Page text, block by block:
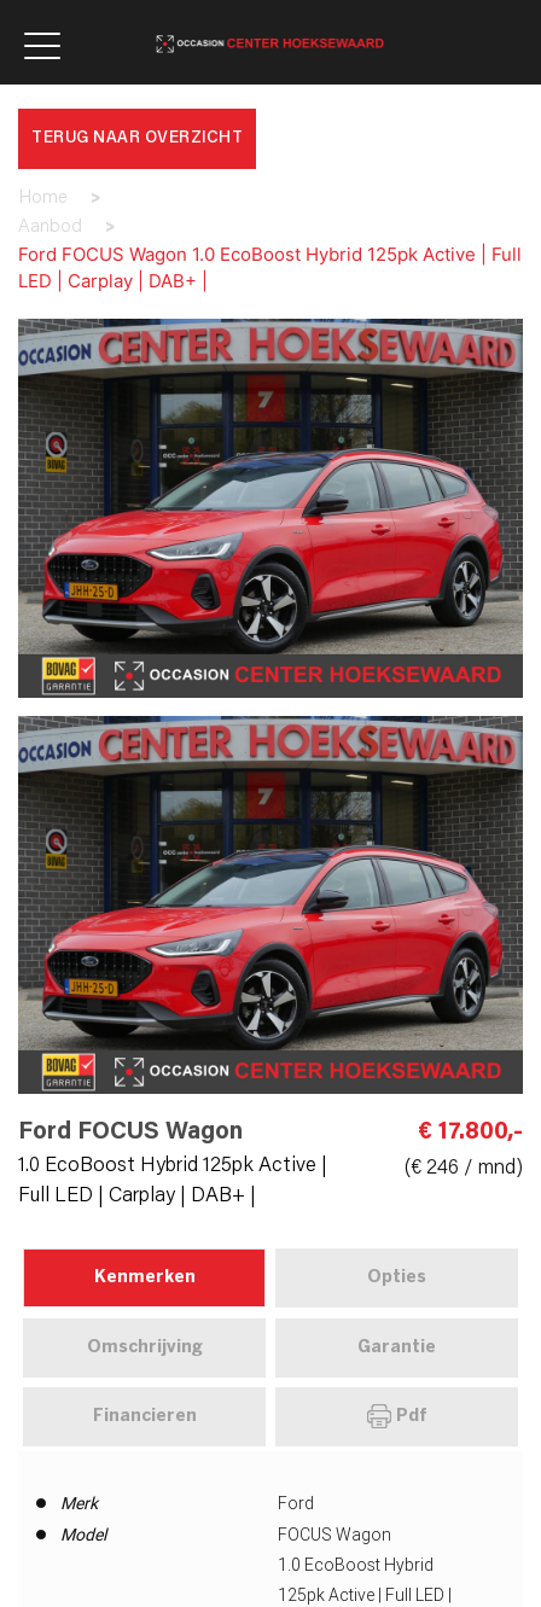
TERUG NAAR OVERZICHT
Home
>
Aanbod
>
Ford FOCUS Wagon 1.0 EcoBoost Hybrid 125pk Active | Full
LED | Carplay | DAB+ |
Ford FOCUS Wagon
1.0 EcoBoost Hybrid 125pk Active |
Full LED | Carplay | DAB+ |
€ 17.800,-
(€ 246 / mnd)
Kenmerken Opties
Omschrijving Garantie
Financieren Pdf
Merk
Ford
Model
FOCUS Wagon
1.0 EcoBoost Hybrid
125pk Active | Full LED |